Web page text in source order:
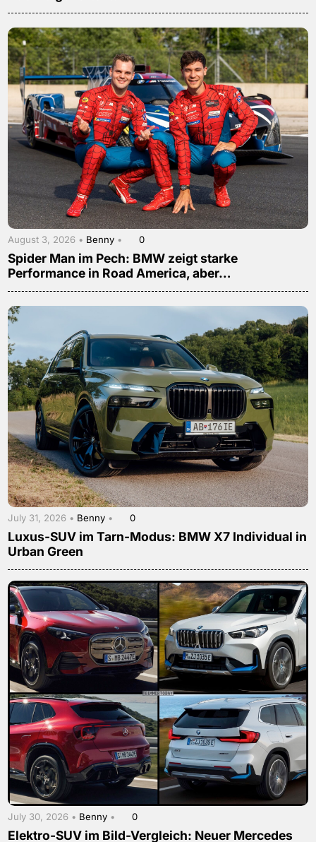
August 3, 2026 • Benny • 0
Spider Man im Pech: BMW zeigt starke
Performance in Road America, aber…
July 31, 2026 • Benny • 0
Luxus-SUV im Tarn-Modus: BMW X7 Individual in
Urban Green
July 30, 2026 • Benny • 0
Elektro-SUV im Bild-Vergleich: Neuer Mercedes